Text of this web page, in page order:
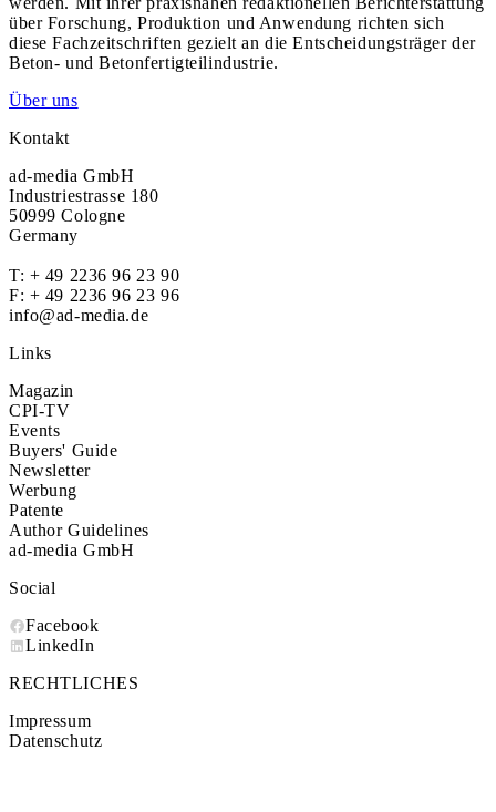
über Forschung, Produktion und Anwendung richten sich
diese Fachzeitschriften gezielt an die Entscheidungsträger der
Beton- und Betonfertigteilindustrie.
Über uns
Kontakt
ad-media GmbH
Industriestrasse 180
50999 Cologne
Germany
T: + 49 2236 96 23 90
F: + 49 2236 96 23 96
info@ad-media.de
Links
Magazin
CPI-TV
Events
Buyers' Guide
Newsletter
Werbung
Patente
Author Guidelines
ad-media GmbH
Social
Facebook
LinkedIn
RECHTLICHES
Impressum
Datenschutz